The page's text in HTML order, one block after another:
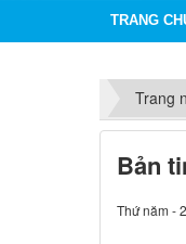
TRANG
Trang
Bản
Thứ năm -